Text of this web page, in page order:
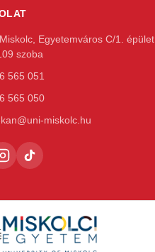
Egyetemváros C/1. épület,
szoba
565 051
565 050
miskolc.hu